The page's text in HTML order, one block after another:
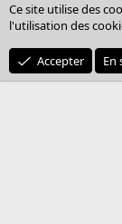
Ce site utilise des
l'utilisation des
Accepter En